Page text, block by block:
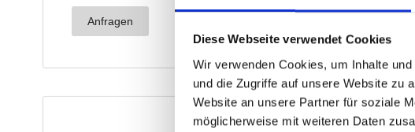
Diese Webseite verwendet Cookies
Wir verwenden Cookies, um Inhalte
und die Zugriffe auf unsere Website zu
Website an unsere Partner für soziale
möglicherweise mit weiteren Daten